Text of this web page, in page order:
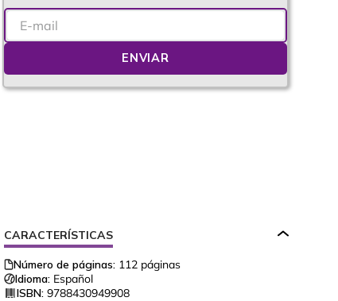
ENVIAR
CARACTERÍSTICAS
Número de páginas: 112 páginas
Idioma: Español
ISBN: 9788430949908